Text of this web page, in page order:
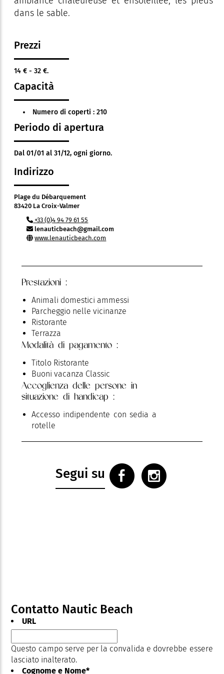
dans le sable.
Prezzi
14 € - 32 €.
Capacità
Numero di coperti : 210
Periodo di apertura
Dal 01/01 al 31/12, ogni giorno.
Indirizzo
Plage du Débarquement
83420 La Croix-Valmer
+33 (0)4 94 79 61 55
lenauticbeach@gmail.com
www.lenauticbeach.com
Prestazioni :
Animali domestici ammessi
Parcheggio nelle vicinanze
Ristorante
Terrazza
Modalità di pagamento :
Titolo Ristorante
Buoni vacanza Classic
Accoglienza delle persone in
situazione di handicap :
Accesso indipendente con sedia a
rotelle
Segui su
Contatto Nautic Beach
URL
Questo campo serve per la convalida e dovrebbe essere
lasciato inalterato.
Cognome e Nome*